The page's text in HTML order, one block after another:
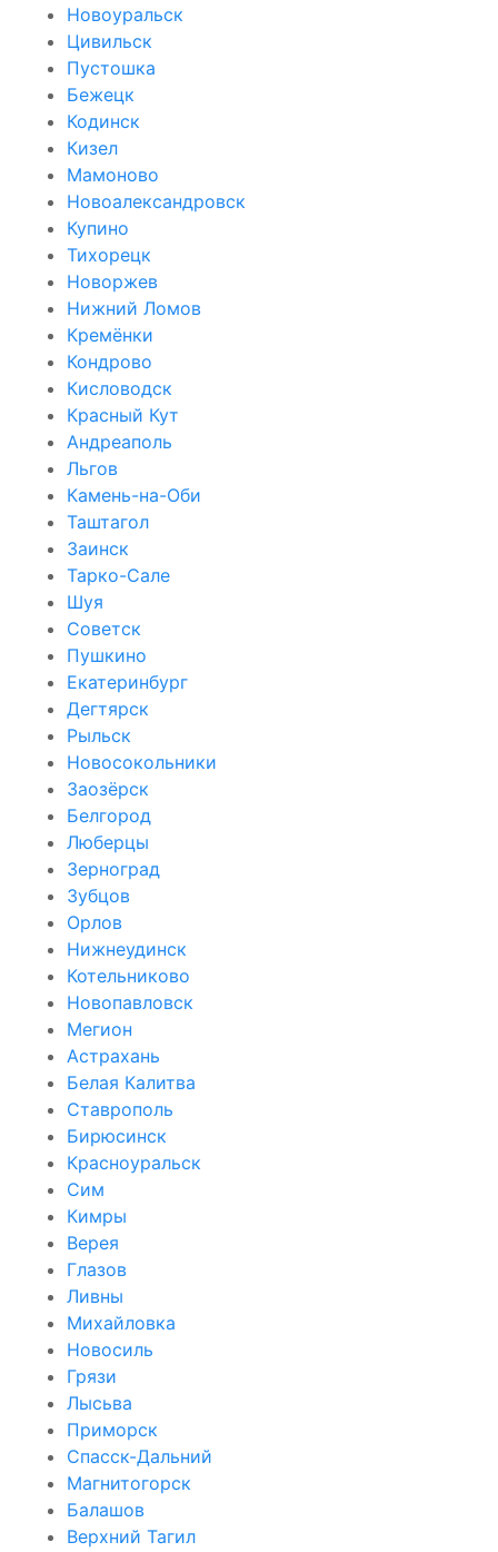
Новоуральск
Цивильск
Пустошка
Бежецк
Кодинск
Кизел
Мамоново
Новоалександровск
Купино
Тихорецк
Новоржев
Нижний Ломов
Кремёнки
Кондрово
Кисловодск
Красный Кут
Андреаполь
Льгов
Камень-на-Оби
Таштагол
Заинск
Тарко-Сале
Шуя
Советск
Пушкино
Екатеринбург
Дегтярск
Рыльск
Новосокольники
Заозёрск
Белгород
Люберцы
Зерноград
Зубцов
Орлов
Нижнеудинск
Котельниково
Новопавловск
Мегион
Астрахань
Белая Калитва
Ставрополь
Бирюсинск
Красноуральск
Сим
Кимры
Верея
Глазов
Ливны
Михайловка
Новосиль
Грязи
Лысьва
Приморск
Спасск-Дальний
Магнитогорск
Балашов
Верхний Тагил